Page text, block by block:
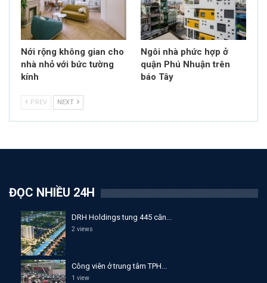
Nới rộng không gian cho
nhà nhỏ với bức tường
kính
Ngôi nhà phức hợp ở
quận Phú Nhuận trên
báo Tây
PREV NEXT
ĐỌC NHIỀU 24H
DRH Holdings tung 445 căn...
2 views
Công viên ở trung tâm TPH...
1 view